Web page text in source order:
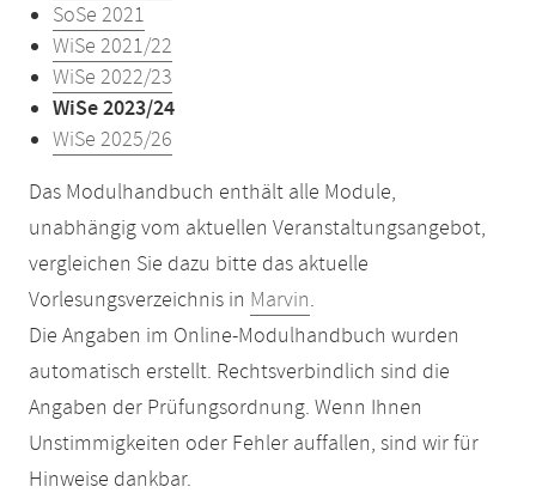
SoSe 2021
WiSe 2021/22
WiSe 2022/23
WiSe 2023/24
WiSe 2025/26
Das Modulhandbuch enthält alle Module,
unabhängig vom aktuellen Veranstaltungsangebot,
vergleichen Sie dazu bitte das aktuelle
Vorlesungsverzeichnis in Marvin.
Die Angaben im Online-Modulhandbuch wurden
automatisch erstellt. Rechtsverbindlich sind die
Angaben der Prüfungsordnung. Wenn Ihnen
Unstimmigkeiten oder Fehler auffallen, sind wir für
Hinweise dankbar.